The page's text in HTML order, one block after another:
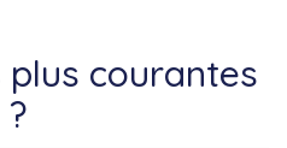
plus courantes
?